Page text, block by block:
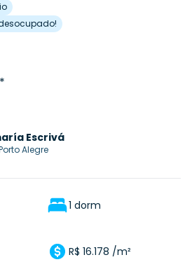
Escrivá
Alegre
1 dorm
R$ 16.178 /m²